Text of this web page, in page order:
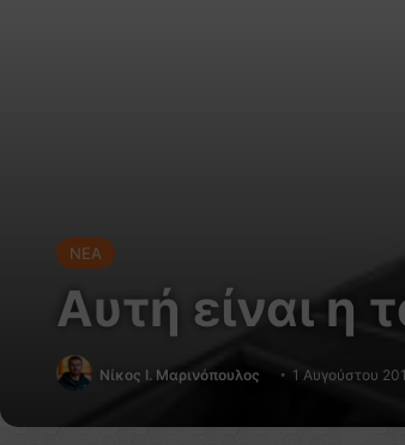
NEA
Αυτή είναι η
Nίκος Ι. Mαρινόπουλος 1 Αυγούστου